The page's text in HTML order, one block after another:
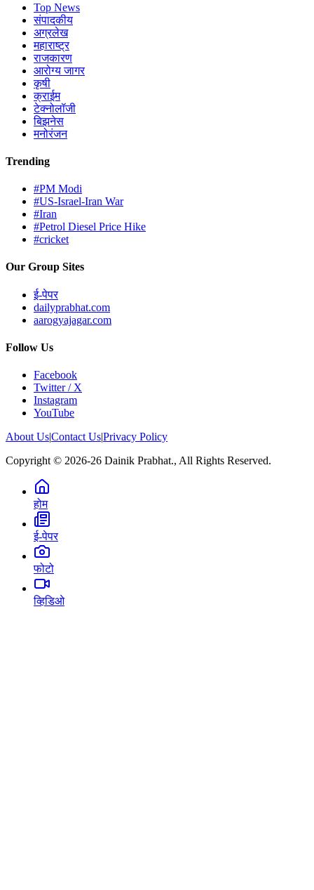
Top News
संपादकीय
अग्रलेख
महाराष्ट्र
राजकारण
आरोग्य जागर
कृषी
क्राईम
टेक्नोलॉजी
बिझनेस
मनोरंजन
Trending
#PM Modi
#US-Israel-Iran War
#Iran
#Petrol Diesel Price Hike
#cricket
Our Group Sites
ई-पेपर
dailyprabhat.com
aarogyajagar.com
Follow Us
Facebook
Twitter / X
Instagram
YouTube
About Us|Contact Us|Privacy Policy
Copyright © 2026-26 Dainik Prabhat., All Rights Reserved.
होम
ई-पेपर
फोटो
व्हिडिओ